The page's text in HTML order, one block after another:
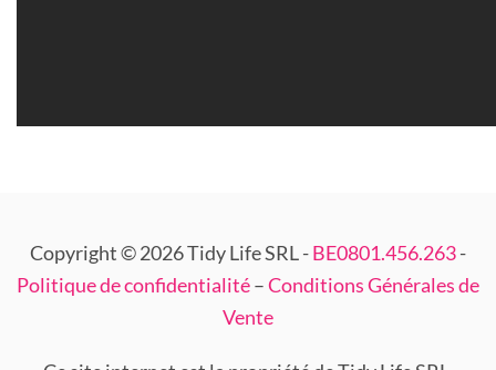
Copyright © 2026 Tidy Life SRL -BE0801.456.263-
Politique de confidentialité–Conditions Générales de
Vente